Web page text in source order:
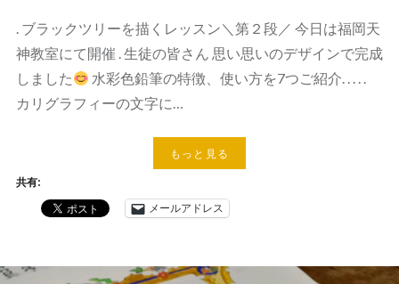
. ブラックツリーを描くレッスン＼第２段／ 今日は福岡天
神教室にて開催 . 生徒の皆さん 思い思いのデザインで完成
しました
水彩色鉛筆の特徴、使い方を7つご紹介. . . . .
カリグラフィーの文字に…
もっと見る
共有:
メールアドレス